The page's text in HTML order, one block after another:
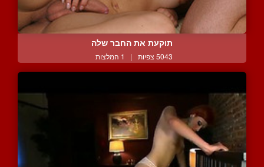
תוקעת את החבר שלה
5043 צפיות | 1 המלצות